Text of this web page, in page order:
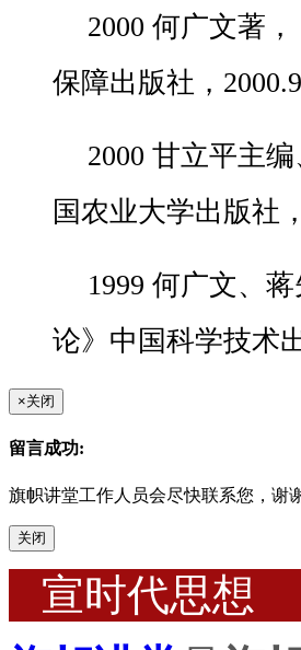
2000 何广文著
保障出版社，2000.9
2000 甘立平主
国农业大学出版社
1999 何广文、
论》中国科学技术
×关闭
留言成功:
旗帜讲堂工作人员会尽快联系您，谢
关闭
宣时代思